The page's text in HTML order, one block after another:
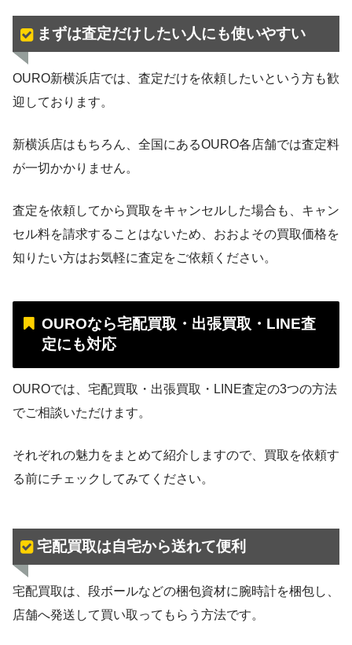
まずは査定だけしたい人にも使いやすい
OURO新横浜店では、査定だけを依頼したいという方も歓
迎しております。
新横浜店はもちろん、全国にあるOURO各店舗では査定料
が一切かかりません。
査定を依頼してから買取をキャンセルした場合も、キャン
セル料を請求することはないため、おおよその買取価格を
知りたい方はお気軽に査定をご依頼ください。
OUROなら宅配買取・出張買取・LINE査
定にも対応
OUROでは、宅配買取・出張買取・LINE査定の3つの方法
でご相談いただけます。
それぞれの魅力をまとめて紹介しますので、買取を依頼す
る前にチェックしてみてください。
宅配買取は自宅から送れて便利
宅配買取は、段ボールなどの梱包資材に腕時計を梱包し、
店舗へ発送して買い取ってもらう方法です。